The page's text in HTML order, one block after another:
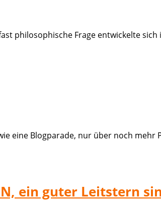
philosophische Frage entwickelte
eine Blogparade, nur über noch mehr
ein guter Leitstern